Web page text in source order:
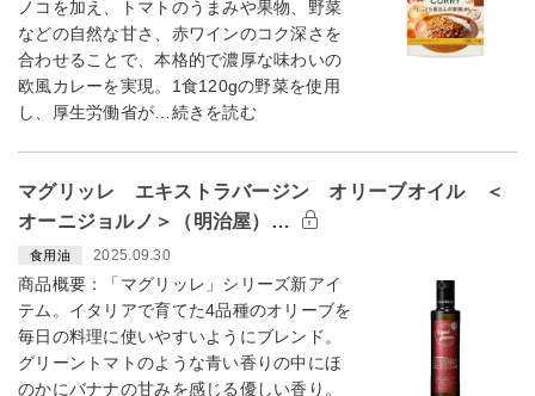
ノコを加え、トマトのうまみや果物、野菜
などの自然な甘さ、赤ワインのコク深さを
合わせることで、本格的で濃厚な味わいの
欧風カレーを実現。1食120gの野菜を使用
し、厚生労働省が…続きを読む
マグリッレ エキストラバージン オリーブオイル ＜
オーニジョルノ＞（明治屋）…
食用油 2025.09.30
商品概要：「マグリッレ」シリーズ新アイ
テム。イタリアで育てた4品種のオリーブを
毎日の料理に使いやすいようにブレンド。
グリーントマトのような青い香りの中にほ
のかにバナナの甘みを感じる優しい香り。